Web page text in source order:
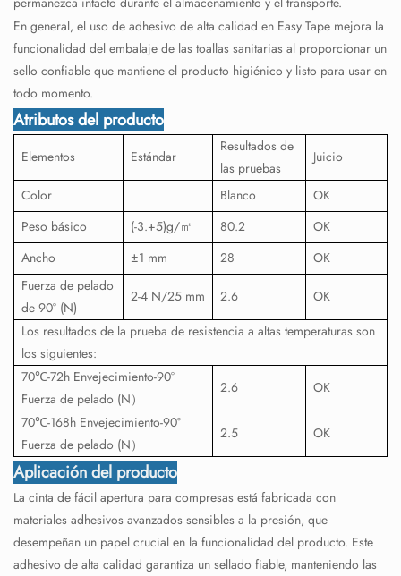
En general, el uso de adhesivo de alta calidad en Easy Tape mejora la
funcionalidad del embalaje de las toallas sanitarias al proporcionar un
sello confiable que mantiene el producto higiénico y listo para usar en
todo momento.
Atributos del producto
Elementos Estándar
Resultados de
las pruebas
Juicio
Color Blanco
OK
Peso básico
(-3.+5)g/㎡ 80.2
OK
Ancho
±1 mm 28
OK
Fuerza de pelado
de 90° (N)
2-4 N/25 mm 2.6
OK
Los resultados de la prueba de resistencia a altas temperaturas son
los siguientes:
70℃-72h Envejecimiento-90°
Fuerza de pelado (N）
2.6
OK
70℃-168h Envejecimiento-90°
Fuerza de pelado (N）
2.5 OK
Aplicación del producto
La cinta de fácil apertura para compresas está fabricada con
materiales adhesivos avanzados sensibles a la presión, que
desempeñan un papel crucial en la funcionalidad del producto. Este
adhesivo de alta calidad garantiza un sellado fiable, manteniendo las